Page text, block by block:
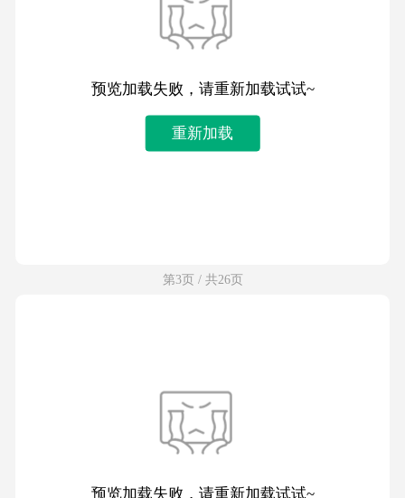
预览加载失败，请重新加载试试~
重新加载
第3页 / 共26页
预览加载失败，请重新加载试试~